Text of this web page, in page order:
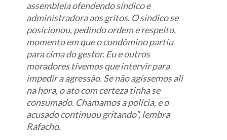
assembleia ofendendo síndico e
administradora aos gritos. O síndico se
posicionou, pedindo ordem e respeito,
momento em que o condômino partiu
para cima do gestor. Eu e outros
moradores tivemos que intervir para
impedir a agressão. Se não agíssemos ali
na hora, o ato com certeza tinha se
consumado. Chamamos a polícia, e o
acusado continuou gritando”, lembra
Rafacho.